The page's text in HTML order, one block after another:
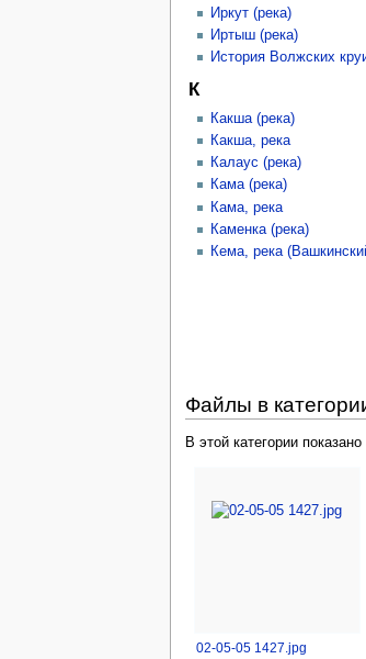
Иркут (река)
Иртыш (река)
История Волжских
К
Какша (река)
Какша, река
Калаус (река)
Кама (река)
Кама, река
Каменка (река)
Кема, река
Файлы в
В этой категории
02-05-05 1427.jpg